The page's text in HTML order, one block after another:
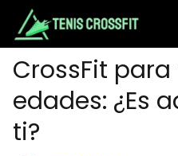
CrossFit
edades: ¿Es
ti?